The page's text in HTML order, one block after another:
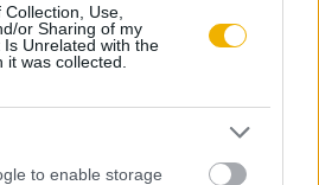
Use,
or Sharing of my
Unrelated with the
was collected.
to enable storage
Kielcéig